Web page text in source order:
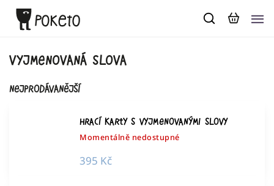
vyjmenovaná slova
Nejprodávanější
Hrací karty s vyjmenovanými slovy
Momentálně nedostupné
395 Kč